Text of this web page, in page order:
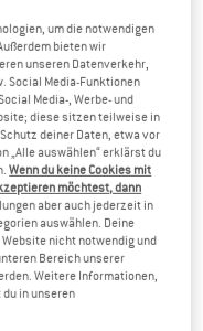
um die notwendigen
bieten wir
unseren Datenverkehr,
Social Media-Funktionen
Media-, Werbe- und
diese sitzen teilweise in
deiner Daten, etwa vor
„Alle auswählen“ erklärst du
Wenn du keine Cookies mit
möchtest, dann
aber auch jederzeit in
auswählen. Deine
nicht notwendig und
Bereich unserer
Weitere Informationen,
in unseren